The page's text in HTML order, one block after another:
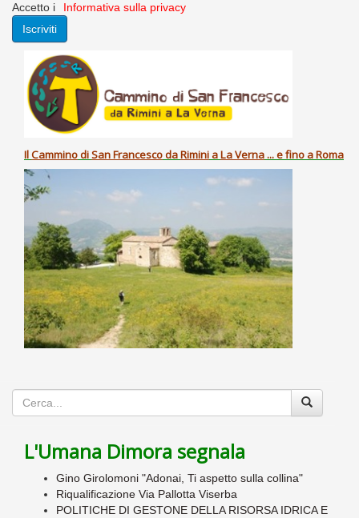
Accetto i Informativa sulla privacy
IlCamminodiSan FrancescodaRimini aLa Verna... e fino a Roma
L'Umana Dimora segnala
Gino Girolomoni "Adonai, Ti aspetto sulla collina"
Riqualificazione Via Pallotta Viserba
POLITICHE DI GESTONE DELLA RISORSA IDRICA E